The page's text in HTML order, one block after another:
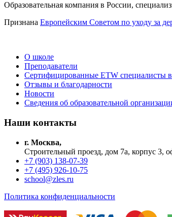
Образовательная компания в России,
Признана Европейским Советом по уходу за
О школе
Преподаватели
Сертифицированные ETW специалисты
Отзывы и благодарности
Новости
Сведения об образовательной
Наши контакты
г. Москва,
Строительный проезд, дом 7а, корпус 3,
+7 (903) 138-07-39
+7 (495) 926-10-75
school@zles.ru
Политика конфиденциальности